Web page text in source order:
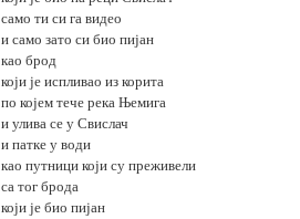
само ти си га видео
и само зато си био пијан
као брод
који је испливао из корита
по којем тече река Њемига
и улива се у Свислач
и патке у води
као путници који су преживели
са тог брода
који је био пијан